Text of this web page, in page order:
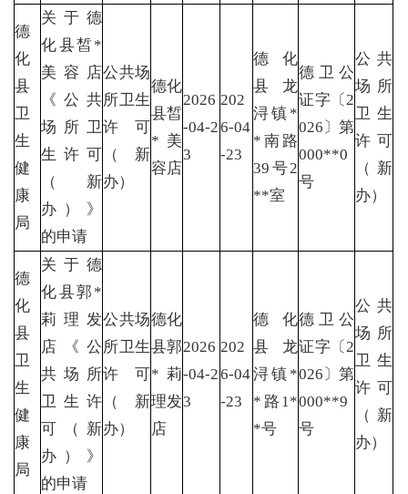
德
化
县
卫
生
健
康
局
关于德
化县皙*
美容店
《公共
场所卫
生许可
（新
办）》
的申请
公共场
所卫生
许可
（新
办）
德化
县皙
*美
容店
2026
-04-2
3
202
6-04
-23
德化
县龙
浔镇*
*南路
39号2
**室
德卫公
证字〔2
026〕第
000**0
号
公共
场所
卫生
许可
（新
办）
德
化
县
卫
生
健
康
局
关于德
化县郭*
莉理发
店《公
共场所
卫生许
可（新
办）》
的申请
公共场
所卫生
许可
（新
办）
德化
县郭
*莉
理发
店
2026
-04-2
3
202
6-04
-23
德化
县龙
浔镇*
*路1*
*号
德卫公
证字〔2
026〕第
000**9
号
公共
场所
卫生
许可
（新
办）